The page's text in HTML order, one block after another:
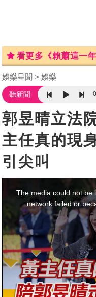
看更多《賴蕭這一
娛樂星聞 娛樂
聽新聞
郭昱晴立法
主任真的現
引尖叫
The media could not be
network failed or